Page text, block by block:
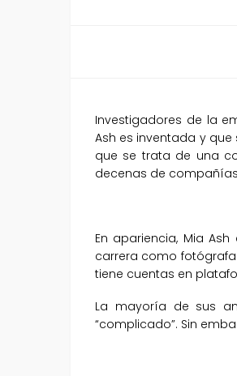
Investigadores de la
Ash es inventada y
que se trata de una
decenas de
En apariencia, Mia
carrera como
tiene cuentas en
La mayoría de sus
“complicado”. Sin